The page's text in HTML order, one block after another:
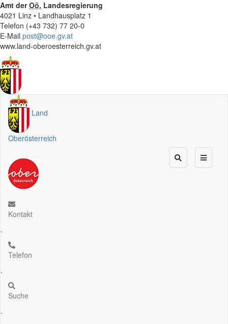
Amt derOö. Landesregierung
4021 Linz • Landhausplatz 1
Telefon (+43 732) 77 20-0
E-Mail post@ooe.gv.at
www.land-oberoesterreich.gv.at
Land
Oberösterreich
Kontakt
.
Telefon
.
Suche
.